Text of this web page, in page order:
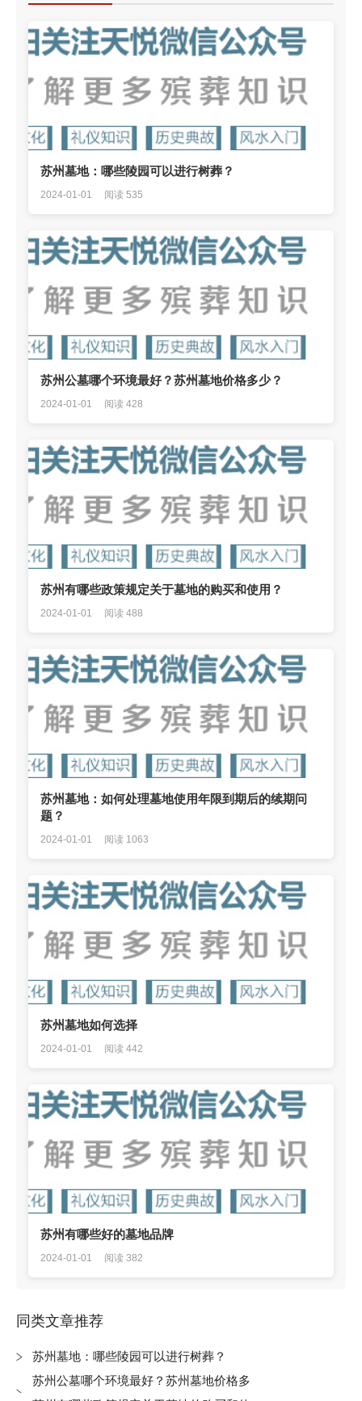
苏州墓地：哪些陵园可以进行树葬？
2024-01-01 阅读 535
苏州公墓哪个环境最好？苏州墓地价格多少？
2024-01-01 阅读 428
苏州有哪些政策规定关于墓地的购买和使用？
2024-01-01 阅读 488
苏州墓地：如何处理墓地使用年限到期后的续期问
题？
2024-01-01 阅读 1063
苏州墓地如何选择
2024-01-01 阅读 442
苏州有哪些好的墓地品牌
2024-01-01 阅读 382
同类文章推荐
苏州墓地：哪些陵园可以进行树葬？
苏州公墓哪个环境最好？苏州墓地价格多